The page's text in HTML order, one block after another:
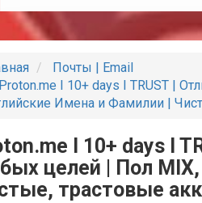
Почты | Email
Proton.me I 10+ days I TRUST |
Имена и Фамилии |
I 10+ days I
целей | Пол
трастовые